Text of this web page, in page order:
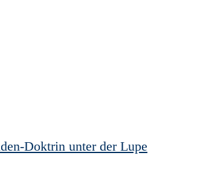
Doktrin unter der Lupe